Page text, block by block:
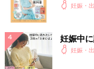
妊娠・
妊娠中
妊娠・